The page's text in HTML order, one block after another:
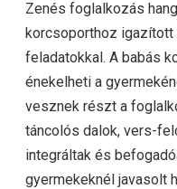
Zenés foglalkozás
korcsoporthoz igazított
feladatokkal. A babás
énekelheti a
vesznek részt a
táncolós dalok, vers-
integráltak és
gyermekeknél javasolt